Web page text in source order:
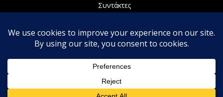
Συντάκτες
Πολιτική Απορρήτου
Επικοινωνία
Η ιστοσελίδα μας χρησιμοποιεί Cookies τα οποία συνεισφέρουν
περιήγηση, αποδέχεστε την χρήση των Cookies.